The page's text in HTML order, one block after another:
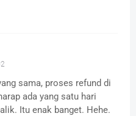
sama, proses refund di
ada yang satu hari
Itu enak banget. Hehe.